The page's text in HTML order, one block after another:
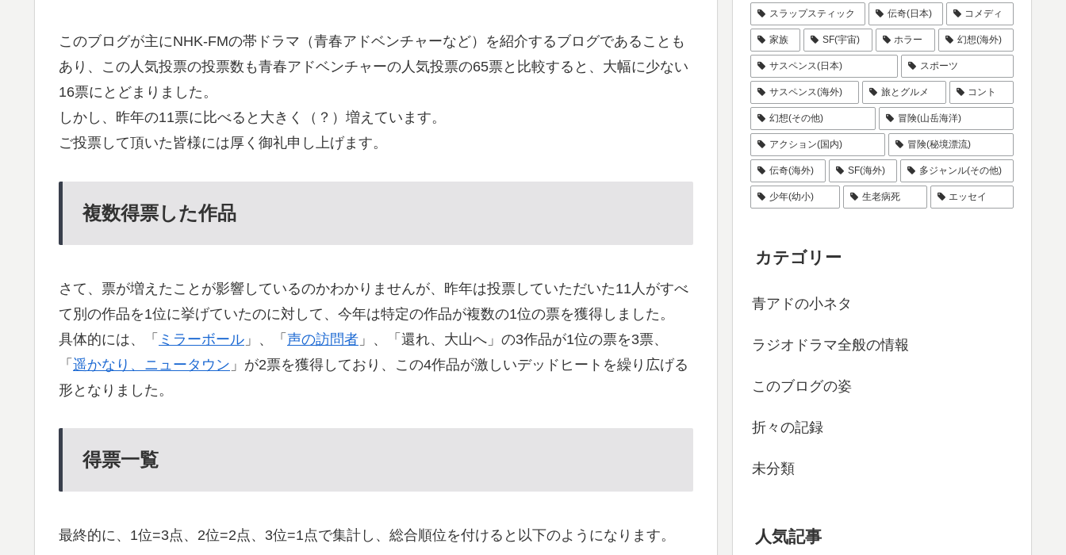
このブログが主にNHK-FMの帯ドラマ（青春アドベンチャーなど）を紹介するブログであることも
あり、この人気投票の投票数も青春アドベンチャーの人気投票の65票と比較すると、大幅に少ない
16票にとどまりました。
しかし、昨年の11票に比べると大きく（？）増えています。
ご投票して頂いた皆様には厚く御礼申し上げます。
複数得票した作品
さて、票が増えたことが影響しているのかわかりませんが、昨年は投票していただいた11人がすべ
て別の作品を1位に挙げていたのに対して、今年は特定の作品が複数の1位の票を獲得しました。
具体的には、「 ミラーボール 」、「 声の訪問者 」、「還れ、大山へ」の3作品が1位の票を3票、
「 遥かなり、ニュータウン 」が2票を獲得しており、この4作品が激しいデッドヒートを繰り広げる
形となりました。
得票一覧
最終的に、1位=3点、2位=2点、3位=1点で集計し、総合順位を付けると以下のようになります。
スラップスティック 伝奇(日本) コメディ
家族 SF(宇宙) ホラー 幻想(海外)
サスペンス(日本) スポーツ
サスペンス(海外) 旅とグルメ コント
幻想(その他) 冒険(山岳海洋)
アクション(国内) 冒険(秘境漂流)
伝奇(海外) SF(海外) 多ジャンル(その他)
少年(幼小) 生老病死 エッセイ
カテゴリー
青アドの小ネタ
ラジオドラマ全般の情報
このブログの姿
折々の記録
未分類
人気記事